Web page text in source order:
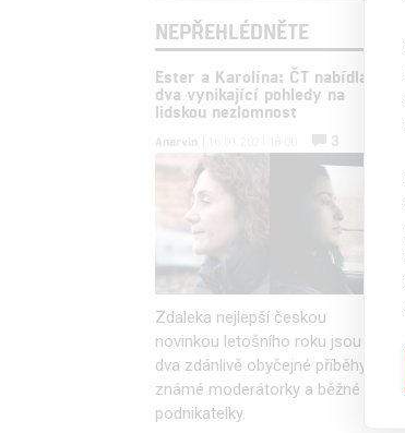
NEPŘEHLÉDNĚTE
Ester a Karolína: ČT nabídla
dva vynikající pohledy na
lidskou nezlomnost
Anarvin 3
Zdaleka nejlepší českou
novinkou letošního roku jsou
dva zdánlivě obyčejné příběhy
známé moderátorky a běžné
podnikatelky.